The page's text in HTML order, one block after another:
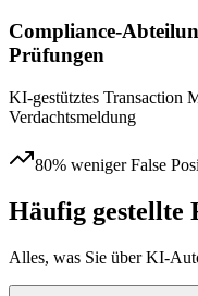
Compliance-
Prüfungen
KI-gestütztes Transaction
Verdachtsmeldung
80% weniger False
Häufig gestellte
Alles, was Sie überKI-